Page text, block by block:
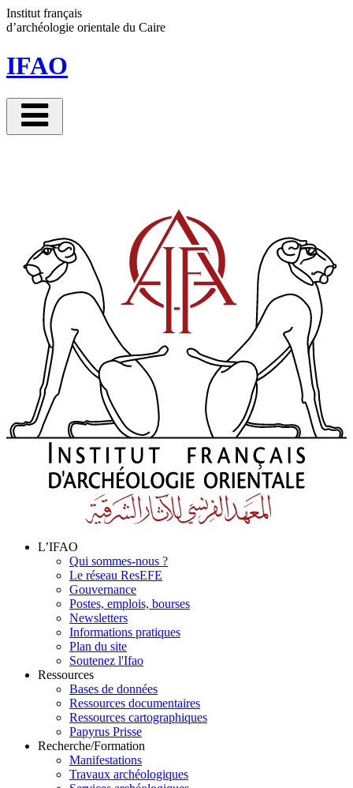
Institut français
d’archéologie orientale du Caire
IFAO
L’IFAO
Qui sommes-nous ?
Le réseau ResEFE
Gouvernance
Postes, emplois, bourses
Newsletters
Informations pratiques
Plan du site
Soutenez l'Ifao
Ressources
Bases de données
Ressources documentaires
Ressources cartographiques
Papyrus Prisse
Recherche/Formation
Manifestations
Travaux archéologiques
Panneau de gestion des cookies